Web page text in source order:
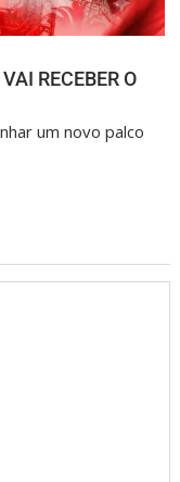
RECEBER O
um novo palco